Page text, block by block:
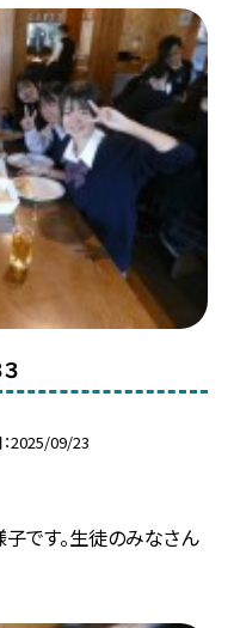
2025/09/23
です。生徒のみなさん